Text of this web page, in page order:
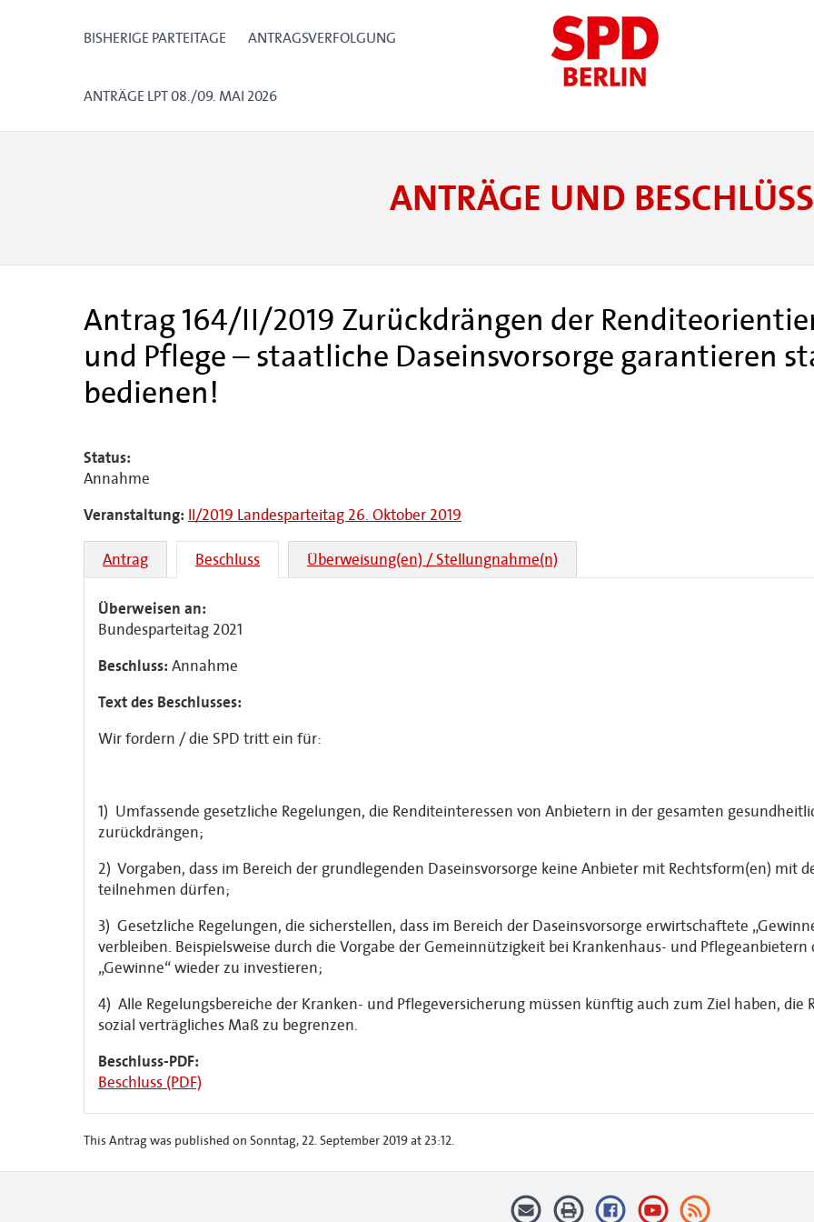
BISHERIGE PARTEITAGE ANTRAGSVERFOLGUNG
ANTRÄGE LPT 08./09. MAI 2026
ANTRÄGE UND
Antrag 164/II/2019 Zurückdrängen der
und Pflege – staatliche Daseinsvorsorge garantieren
bedienen!
Status:
Annahme
Veranstaltung: II/2019 Landesparteitag 26. Oktober 2019
Antrag Beschluss Überweisung(en) / Stellungnahme(n)
Überweisen an:
Bundesparteitag 2021
Beschluss: Annahme
Text des Beschlusses:
Wir fordern / die SPD tritt ein für:
1) Umfassende gesetzliche Regelungen, die Renditeinteressen von Anbietern in der gesamten
zurückdrängen;
2) Vorgaben, dass im Bereich der grundlegenden Daseinsvorsorge keine Anbieter mit Rechtsform(en) mit
teilnehmen dürfen;
3) Gesetzliche Regelungen, die sicherstellen, dass im Bereich der Daseinsvorsorge erwirtschaftete
verbleiben. Beispielsweise durch die Vorgabe der Gemeinnützigkeit bei Krankenhaus- und
„Gewinne“ wieder zu investieren;
4) Alle Regelungsbereiche der Kranken- und Pflegeversicherung müssen künftig auch zum Ziel haben,
sozial verträgliches Maß zu begrenzen.
Beschluss-PDF:
Beschluss (PDF)
This Antrag was published on Sonntag, 22. September 2019 at 23:12.